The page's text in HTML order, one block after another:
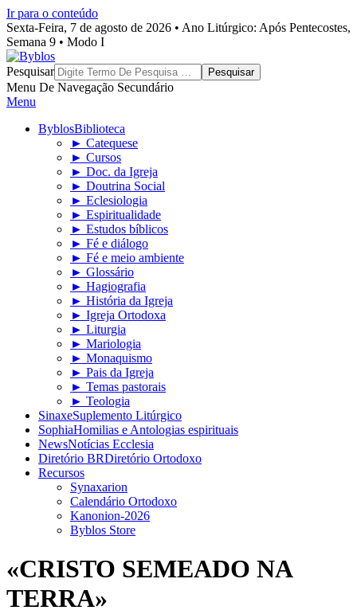
Ir para o conteúdo
Sexta-Feira, 7 de agosto de 2026 • Ano Litúrgico: Após Pentecostes,
Semana 9 • Modo I
Byblos
Pesquisar
Menu De Navegação Secundário
Menu
ByblosBiblioteca
► Catequese
► Cursos
► Doc. da Igreja
► Doutrina Social
► Eclesiologia
► Espiritualidade
► Estudos bíblicos
► Fé e diálogo
► Fé e meio ambiente
► Glossário
► Hagiografia
► História da Igreja
► Igreja Ortodoxa
► Liturgia
► Mariologia
► Monaquismo
► Pais da Igreja
► Temas pastorais
► Teologia
SinaxeSuplemento Litúrgico
SophiaHomilias e Antologias espirituais
NewsNotícias Ecclesia
Diretório BRDiretório Ortodoxo
Recursos
Synaxarion
Calendário Ortodoxo
Kanonion-2026
Byblos Store
«CRISTO SEMEADO NA
TERRA»